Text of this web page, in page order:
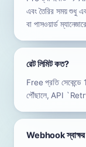
এবং তৈরির সময় শুধু
বা পাসওয়ার্ড
রেট লিমিট কত?
Free প্রতি সেকেন্ডে
পৌঁছালে, API
Webhook স্বাক্ষর